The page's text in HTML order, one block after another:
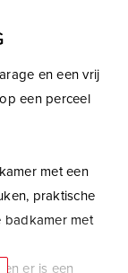
en een vrij
een perceel
met een
praktische
badkamer met
er is een